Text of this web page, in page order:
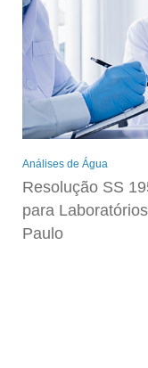
Análises de Água
Resolução SS
para
Paulo